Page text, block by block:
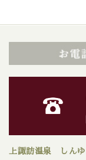
上諏訪温泉 しんゆ